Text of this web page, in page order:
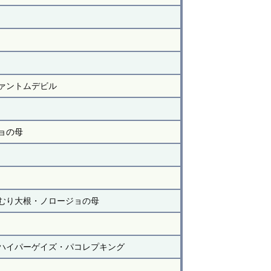
ントムデビル
の母
り大根・ノロージョの母
イパーゲイズ・パコレプキング